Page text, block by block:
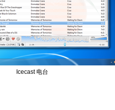
Icecast 电台